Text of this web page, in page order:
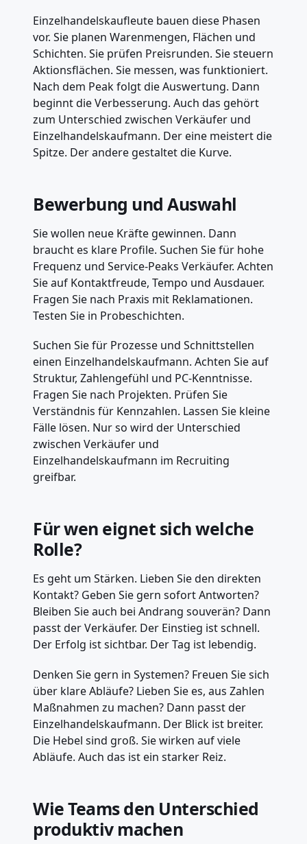
Einzelhandelskaufleute bauen diese Phasen
vor. Sie planen Warenmengen, Flächen und
Schichten. Sie prüfen Preisrunden. Sie steuern
Aktionsflächen. Sie messen, was funktioniert.
Nach dem Peak folgt die Auswertung. Dann
beginnt die Verbesserung. Auch das gehört
zum Unterschied zwischen Verkäufer und
Einzelhandelskaufmann. Der eine meistert die
Spitze. Der andere gestaltet die Kurve.
Bewerbung und Auswahl
Sie wollen neue Kräfte gewinnen. Dann
braucht es klare Profile. Suchen Sie für hohe
Frequenz und Service-Peaks Verkäufer. Achten
Sie auf Kontaktfreude, Tempo und Ausdauer.
Fragen Sie nach Praxis mit Reklamationen.
Testen Sie in Probeschichten.
Suchen Sie für Prozesse und Schnittstellen
einen Einzelhandelskaufmann. Achten Sie auf
Struktur, Zahlengefühl und PC-Kenntnisse.
Fragen Sie nach Projekten. Prüfen Sie
Verständnis für Kennzahlen. Lassen Sie kleine
Fälle lösen. Nur so wird der Unterschied
zwischen Verkäufer und
Einzelhandelskaufmann im Recruiting
greifbar.
Für wen eignet sich welche
Rolle?
Es geht um Stärken. Lieben Sie den direkten
Kontakt? Geben Sie gern sofort Antworten?
Bleiben Sie auch bei Andrang souverän? Dann
passt der Verkäufer. Der Einstieg ist schnell.
Der Erfolg ist sichtbar. Der Tag ist lebendig.
Denken Sie gern in Systemen? Freuen Sie sich
über klare Abläufe? Lieben Sie es, aus Zahlen
Maßnahmen zu machen? Dann passt der
Einzelhandelskaufmann. Der Blick ist breiter.
Die Hebel sind groß. Sie wirken auf viele
Abläufe. Auch das ist ein starker Reiz.
Wie Teams den Unterschied
produktiv machen